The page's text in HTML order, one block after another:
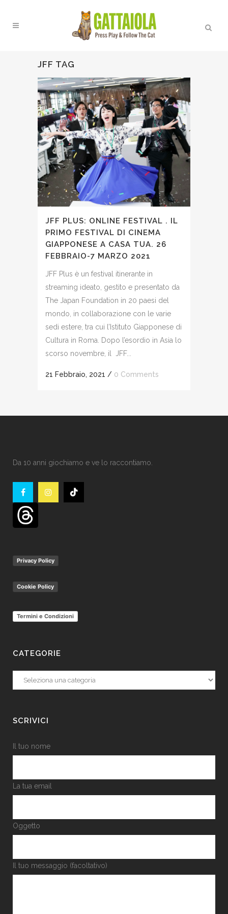
JFF TAG
JFF PLUS: ONLINE FESTIVAL . IL
PRIMO FESTIVAL DI CINEMA
GIAPPONESE A CASA TUA. 26
FEBBRAIO-7 MARZO 2021
JFF Plus è un festival itinerante in
streaming ideato, gestito e presentato da
The Japan Foundation in 20 paesi del
mondo, in collaborazione con le varie
sedi estere, tra cui l’Istituto Giapponese di
Cultura in Roma. Dopo l’esordio in Asia lo
scorso novembre, il JFF...
21 Febbraio, 2021 / 0 Comments
Da 10 anni giochiamo e ve lo raccontiamo.
Privacy Policy
Cookie Policy
Termini e Condizioni
CATEGORIE
Categorie
SCRIVICI
Il tuo nome
La tua email
Oggetto
Il tuo messaggio (facoltativo)